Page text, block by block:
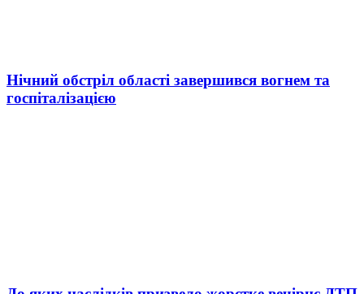
Нічний обстріл області завершився вогнем та
госпіталізацією